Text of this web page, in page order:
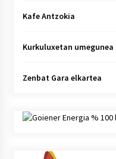
Kafe Antzokia
Kurkuluxetan umegunea
Zenbat Gara elkartea